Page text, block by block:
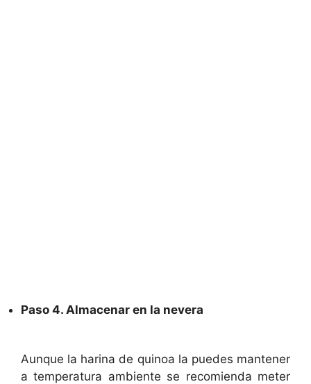
Paso 4. Almacenar en la nevera
Aunque la harina de quinoa la puedes mantener
a temperatura ambiente se recomienda meter